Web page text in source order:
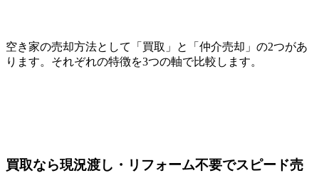
空き家の売却方法として「買取」と「仲介売却」の2つがあ
ります。それぞれの特徴を3つの軸で比較します。
買取なら現況渡し・リフォーム不要でスピード売